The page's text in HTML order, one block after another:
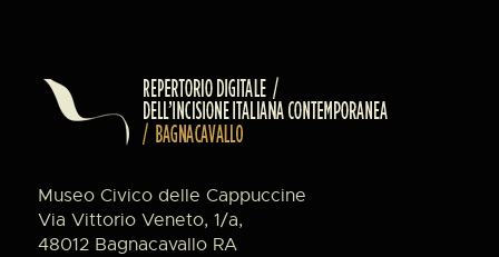
Museo Civico delle Cappuccine
Via Vittorio Veneto, 1/a,
48012 Bagnacavallo RA